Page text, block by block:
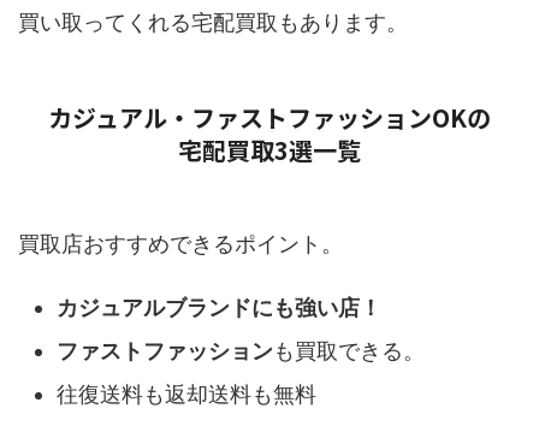
買い取ってくれる宅配買取もあります。
カジュアル・ファストファッションOKの
宅配買取3選一覧
買取店おすすめできるポイント。
カジュアルブランドにも強い店！
ファストファッションも買取できる。
往復送料も返却送料も無料